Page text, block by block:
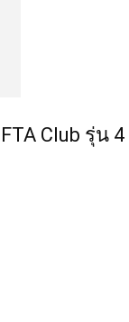
FTA Club รุ่